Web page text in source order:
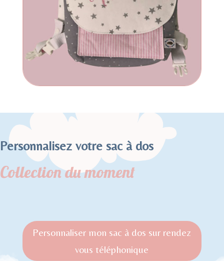
Personnalisez votre sac à dos
Collection du moment
Personnaliser mon sac à dos sur rendez
vous téléphonique